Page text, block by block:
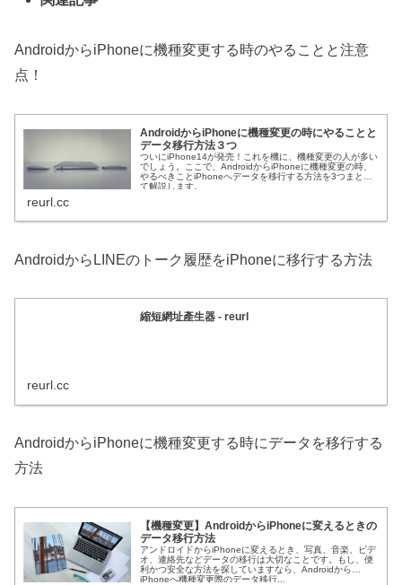
AndroidからiPhoneに機種変更する時のやることと注意
点！
AndroidからiPhoneに機種変更の時にやることと
データ移行方法３つ
ついにiPhone14が発売！これを機に、機種変更の人が多い
でしょう。ここで、AndroidからiPhoneに機種変更の時、
やるべきことiPhoneへデータを移行する方法を3つまとめ
て解説します。
reurl.cc
AndroidからLINEのトーク履歴をiPhoneに移行する方法
縮短網址產生器 - reurl
reurl.cc
AndroidからiPhoneに機種変更する時にデータを移行する
方法
【機種変更】AndroidからiPhoneに変えるときの
データ移行方法
アンドロイドからiPhoneに変えるとき、写真、音楽、ビデ
オ、連絡先などデータの移行は大切なことです。もし、便
利かつ安全な方法を探していますなら、Androidから
iPhoneへ機種変更際のデータ移行...